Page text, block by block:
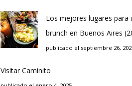
Los mejores lugares para
brunch en Buenos Aires
publicado el septiembre 26,
Visitar Caminito